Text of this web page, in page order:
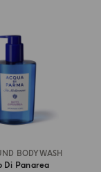
BODYWASH
Di Panarea